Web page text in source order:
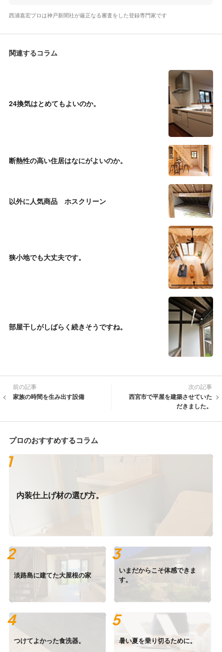
西浦嘉宏プロは神戸新聞社が厳正なる審査をした登録専門家です
関連するコラム
24換気はとめてもよいのか。
断熱性の高い住居はなにがよいのか。
以外に人気商品 ホスクリーン
狭小地でも大丈夫です。
部屋干しがしばらく続きそうですね。
前の記事
家族の時間を生み出す設備
次の記事
西宮市で平屋を建築させていた
だきました。
プロのおすすめするコラム
内装仕上げ材の選び方。
淡路島に建てた大屋根の家
いまだからこそ体感できま
す。
つけてよかった食洗器。 暑い夏を乗り切るために。